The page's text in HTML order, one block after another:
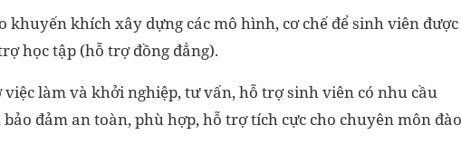
khuyến khích xây dựng các mô hình, cơ chế để sinh viên được
học tập (hỗ trợ đồng đẳng).
làm và khởi nghiệp, tư vấn, hỗ trợ sinh viên có nhu cầu
đảm an toàn, phù hợp, hỗ trợ tích cực cho chuyên môn đào